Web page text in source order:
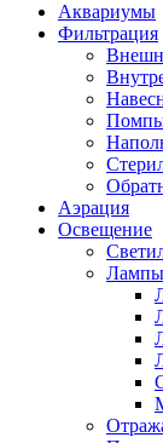
Аквариумы
Фильтрация
Аэрация
Освещение
Лампы